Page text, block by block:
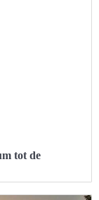
tot de